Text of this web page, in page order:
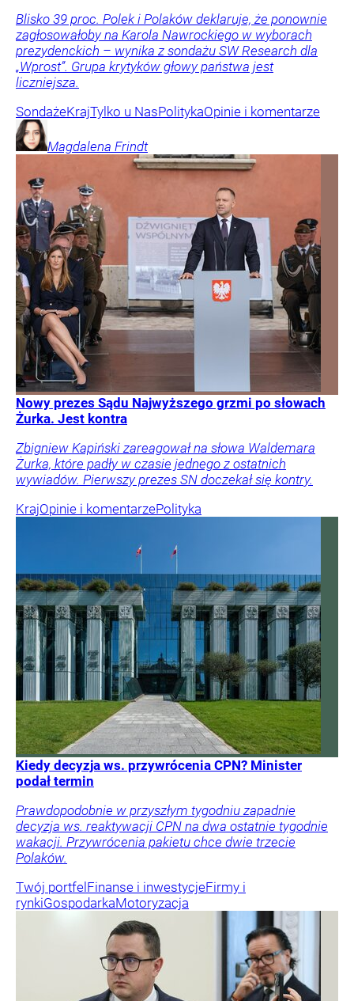
Blisko 39 proc. Polek i Polaków deklaruje, że ponownie
zagłosowałoby na Karola Nawrockiego w wyborach
prezydenckich – wynika z sondażu SW Research dla
„Wprost”. Grupa krytyków głowy państwa jest
liczniejsza.
SondażeKrajTylko u NasPolitykaOpinie i komentarze
Magdalena Frindt
Nowy prezes Sądu Najwyższego grzmi po słowach
Żurka. Jest kontra
Zbigniew Kapiński zareagował na słowa Waldemara
Żurka, które padły w czasie jednego z ostatnich
wywiadów. Pierwszy prezes SN doczekał się kontry.
KrajOpinie i komentarzePolityka
Kiedy decyzja ws. przywrócenia CPN? Minister
podał termin
Prawdopodobnie w przyszłym tygodniu zapadnie
decyzja ws. reaktywacji CPN na dwa ostatnie tygodnie
wakacji. Przywrócenia pakietu chce dwie trzecie
Polaków.
Twój portfel Finanse i inwestycjeFirmy i
rynkiGospodarkaMotoryzacja